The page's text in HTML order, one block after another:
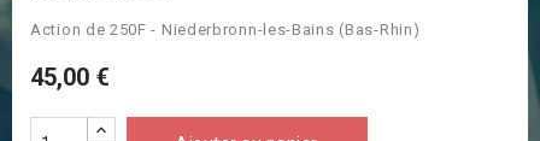
Action de 250F - Niederbronn-les-Bains (Bas-Rhin)
45,00 €